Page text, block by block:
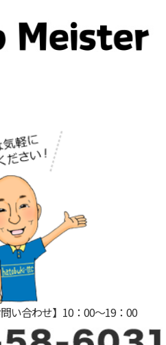
い合わせ】10：00〜19：00